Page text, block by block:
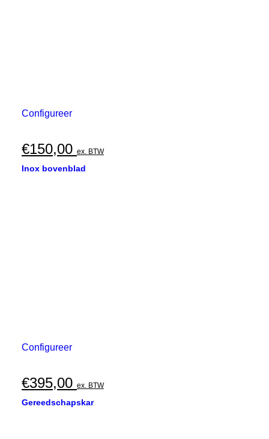
Configureer
€150,00 ex. BTW
Inox bovenblad
Configureer
€395,00 ex. BTW
Gereedschapskar